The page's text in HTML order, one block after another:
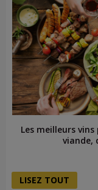
Les meilleurs
viande,
LISEZ TOUT